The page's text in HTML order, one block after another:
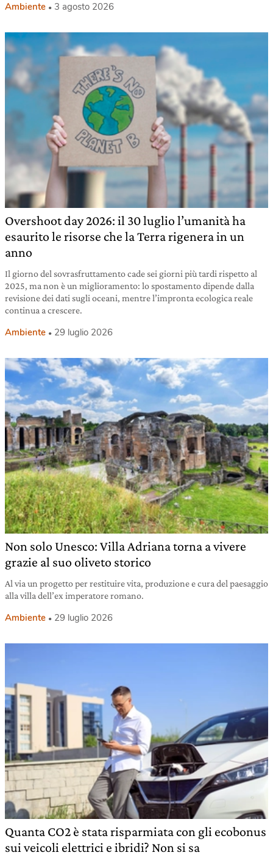
Ambiente 3 agosto 2026
Overshoot day 2026: il 30 luglio l’umanità ha
esaurito le risorse che la Terra rigenera in un
anno
Il giorno del sovrasfruttamento cade sei giorni più tardi rispetto al
2025, ma non è un miglioramento: lo spostamento dipende dalla
revisione dei dati sugli oceani, mentre l’impronta ecologica reale
continua a crescere.
Ambiente 29 luglio 2026
Non solo Unesco: Villa Adriana torna a vivere
grazie al suo oliveto storico
Al via un progetto per restituire vita, produzione e cura del paesaggio
alla villa dell’ex imperatore romano.
Ambiente 29 luglio 2026
Quanta CO2 è stata risparmiata con gli ecobonus
sui veicoli elettrici e ibridi? Non si sa